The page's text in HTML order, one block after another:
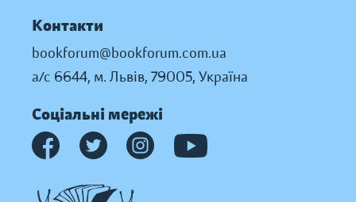
Контакти
bookforum@bookforum.com.ua
а/с 6644, м. Львів, 79005, Україна
Соціальні мережі